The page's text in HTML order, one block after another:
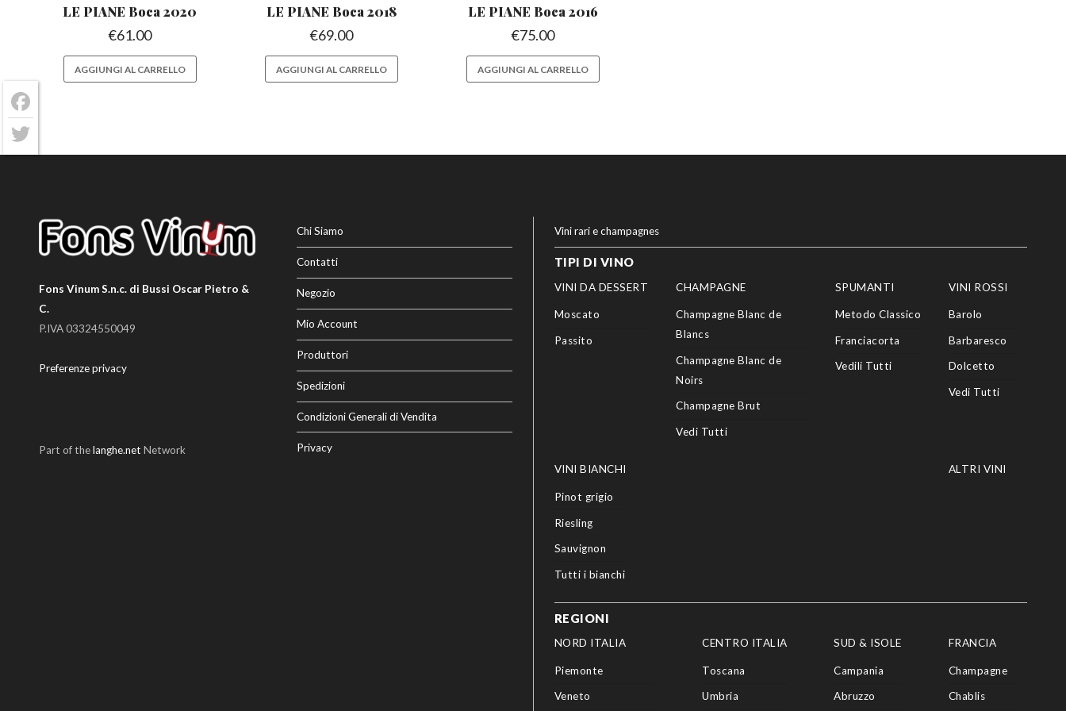
LE PIANE Boca2020
€61.00
AGGIUNGI AL CARRELLO
LE PIANE Boca 2018
€69.00
AGGIUNGI AL CARRELLO
LE PIANE Boca 2016
€75.00
AGGIUNGI AL CARRELLO
Fons Vinum S.n.c. di Bussi Oscar Pietro &
C.
P.IVA 03324550049
Preferenze privacy
Part of thelanghe.net Network
Chi Siamo
Contatti
Negozio
Mio Account
Produttori
Spedizioni
Condizioni Generali di Vendita
Privacy
Vini rari e champagnes
TIPI DI VINO
VINI DA DESSERT
Moscato
Passito
CHAMPAGNE
Champagne Blanc de
Blancs
Champagne Blanc de
Noirs
Champagne Brut
Vedi Tutti
SPUMANTI
Metodo Classico
Franciacorta
Vedili Tutti
VINI ROSSI
Barolo
Barbaresco
Dolcetto
Vedi Tutti
VINI BIANCHI
Pinot grigio
Riesling
Sauvignon
Tutti i bianchi
ALTRI VINI
REGIONI
NORD ITALIA
Piemonte
Veneto
CENTRO ITALIA
Toscana
Umbria
SUD & ISOLE
Campania
Abruzzo
FRANCIA
Champagne
Chablis
Facebook
Twitter